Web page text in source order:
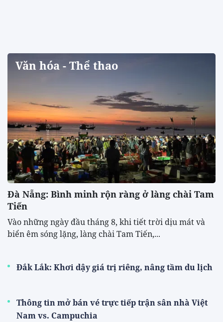
Văn hóa - Thể thao
Đà Nẵng: Bình minh rộn ràng ở làng chài Tam
Tiến
Vào những ngày đầu tháng 8, khi tiết trời dịu mát và
biển êm sóng lặng, làng chài Tam Tiến,...
Đắk Lắk: Khơi dậy giá trị riêng, nâng tầm du lịch
Thông tin mở bán vé trực tiếp trận sân nhà Việt
Nam vs. Campuchia